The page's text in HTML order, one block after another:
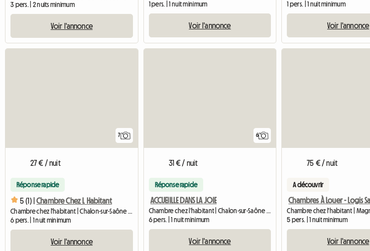
3 pers. | 2 nuits minimum
Voir l'annonce
1 pers. | 1 nuit minimum
Voir l'annonce
1 pers. | 1 nuit minimum
Voir l'annonce
7
27 € / nuit
Réponse rapide
5 (1) | Chambre Chez L Habitant
Chambre chez l'habitant | Chalon-sur-Saône (71100) | 80 M2
6 pers. | 1 nuit minimum
Voir l'annonce
6
31 € / nuit
Réponse rapide
ACCUEIILLE DANS LA JOIE
Chambre chez l'habitant | Chalon-sur-Saône (71100) | 80 M2
6 pers. | 1 nuit minimum
Voir l'annonce
75 € / nuit
A découvrir
5 pers. | 1 nuit minimum
Voir l'annonce